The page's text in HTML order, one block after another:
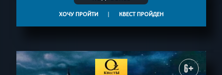
ХОЧУ ПРОЙТИ | КВЕСТ ПРОЙДЕН
6+